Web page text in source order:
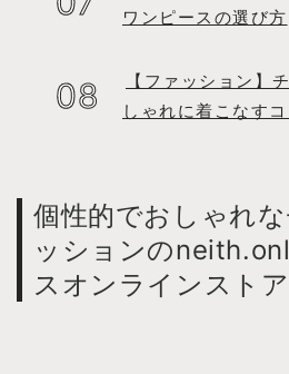
ワンピースの選び方
【ファッション】
しゃれに着こなす
個性的でおしゃれ
ッションの
スオンラインスト